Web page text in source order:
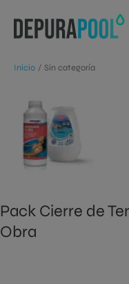
Inicio Sin categoría
Pack Cierre de
Obra
Cierre
Temporada
Obra